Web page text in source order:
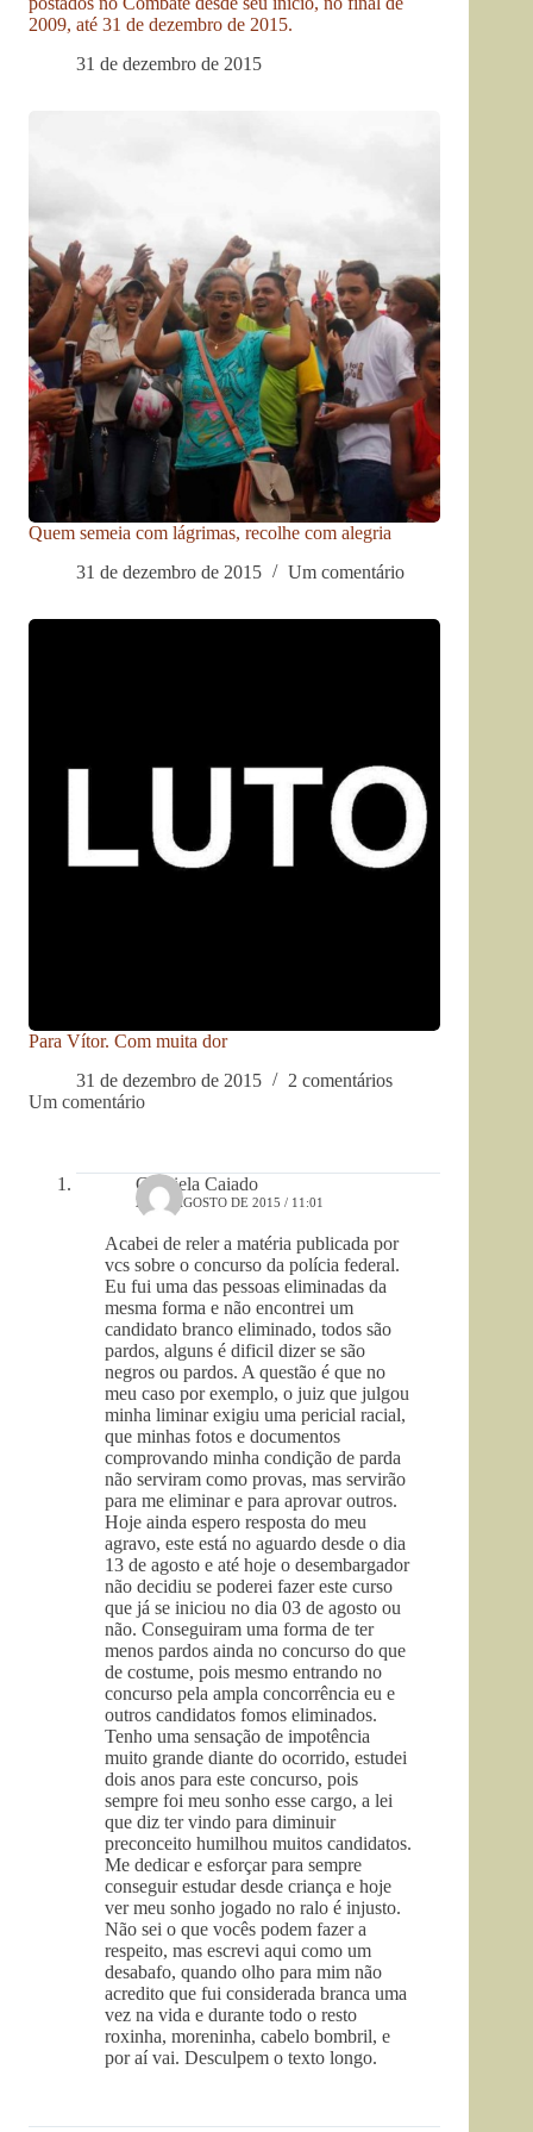
2009, até 31 de dezembro de 2015.
31 de dezembro de 2015
Quem semeia com lágrimas, recolhe com alegria
31 de dezembro de 2015
Um comentário
Para Vítor. Com muita dor
31 de dezembro de 2015
2 comentários
Um comentário
Gabriela Caiado
27 DE AGOSTO DE 2015 / 11:01
Acabei de reler a matéria publicada por
vcs sobre o concurso da polícia federal.
Eu fui uma das pessoas eliminadas da
mesma forma e não encontrei um
candidato branco eliminado, todos são
pardos, alguns é dificil dizer se são
negros ou pardos. A questão é que no
meu caso por exemplo, o juiz que julgou
minha liminar exigiu uma pericial racial,
que minhas fotos e documentos
comprovando minha condição de parda
não serviram como provas, mas servirão
para me eliminar e para aprovar outros.
Hoje ainda espero resposta do meu
agravo, este está no aguardo desde o dia
13 de agosto e até hoje o desembargador
não decidiu se poderei fazer este curso
que já se iniciou no dia 03 de agosto ou
não. Conseguiram uma forma de ter
menos pardos ainda no concurso do que
de costume, pois mesmo entrando no
concurso pela ampla concorrência eu e
outros candidatos fomos eliminados.
Tenho uma sensação de impotência
muito grande diante do ocorrido, estudei
dois anos para este concurso, pois
sempre foi meu sonho esse cargo, a lei
que diz ter vindo para diminuir
preconceito humilhou muitos candidatos.
Me dedicar e esforçar para sempre
conseguir estudar desde criança e hoje
ver meu sonho jogado no ralo é injusto.
Não sei o que vocês podem fazer a
respeito, mas escrevi aqui como um
desabafo, quando olho para mim não
acredito que fui considerada branca uma
vez na vida e durante todo o resto
roxinha, moreninha, cabelo bombril, e
por aí vai. Desculpem o texto longo.